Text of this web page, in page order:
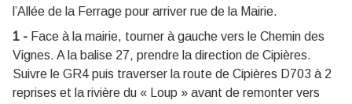
l’Allée de la Ferrage pour arriver rue de la Mairie.
1 - Face à la mairie, tourner à gauche vers le Chemin des
Vignes. A la balise 27, prendre la direction de Cipières.
Suivre le GR4 puis traverser la route de Cipières D703 à 2
reprises et la rivière du « Loup » avant de remonter vers